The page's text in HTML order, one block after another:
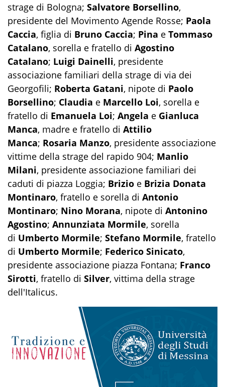
strage di Bologna; Salvatore Borsellino,
presidente del Movimento Agende Rosse; Paola
Caccia, figlia di Bruno Caccia; Pina e Tommaso
Catalano, sorella e fratello di Agostino
Catalano; Luigi Dainelli, presidente
associazione familiari della strage di via dei
Georgofili; Roberta Gatani, nipote di Paolo
Borsellino; Claudia e Marcello Loi, sorella e
fratello di Emanuela Loi; Angela e Gianluca
Manca, madre e fratello di Attilio
Manca; Rosaria Manzo, presidente associazione
vittime della strage del rapido 904; Manlio
Milani, presidente associazione familiari dei
caduti di piazza Loggia; Brizio e Brizia Donata
Montinaro, fratello e sorella di Antonio
Montinaro; Nino Morana, nipote di Antonino
Agostino; Annunziata Mormile, sorella
di Umberto Mormile; Stefano Mormile, fratello
di Umberto Mormile; Federico Sinicato,
presidente associazione piazza Fontana; Franco
Sirotti, fratello di Silver, vittima della strage
dell'Italicus.